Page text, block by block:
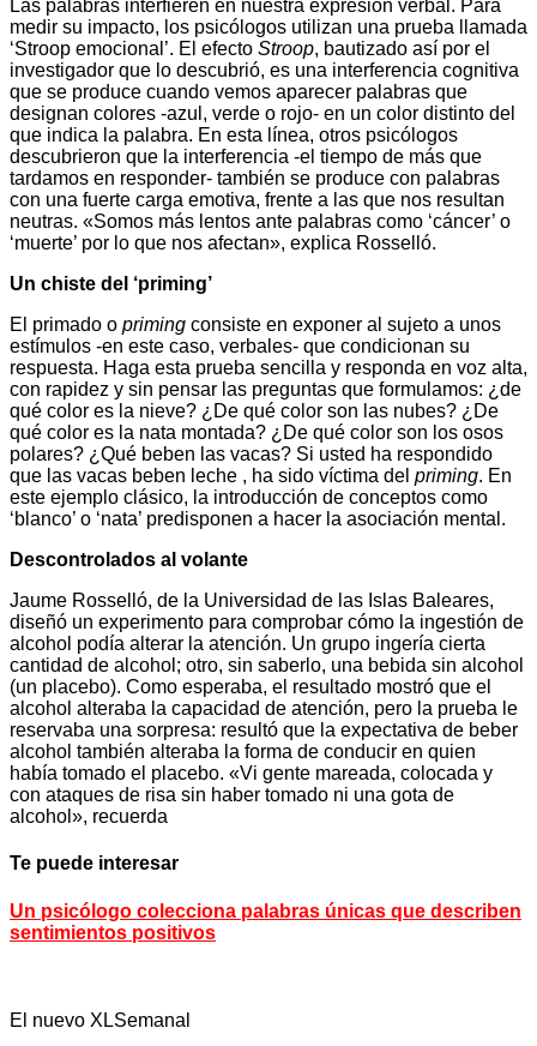
Las palabras interfieren en nuestra expresión verbal. Para
medir su impacto, los psicólogos utilizan una prueba llamada
‘Stroop emocional’. El efecto Stroop, bautizado así por el
investigador que lo descubrió, es una interferencia cognitiva
que se produce cuando vemos aparecer palabras que
designan colores -azul, verde o rojo- en un color distinto del
que indica la palabra. En esta línea, otros psicólogos
descubrieron que la interferencia -el tiempo de más que
tardamos en responder- también se produce con palabras
con una fuerte carga emotiva, frente a las que nos resultan
neutras. «Somos más lentos ante palabras como ‘cáncer’ o
‘muerte’ por lo que nos afectan», explica Rosselló.
Un chiste del ‘priming’
El primado o priming consiste en exponer al sujeto a unos
estímulos -en este caso, verbales- que condicionan su
respuesta. Haga esta prueba sencilla y responda en voz alta,
con rapidez y sin pensar las preguntas que formulamos: ¿de
qué color es la nieve? ¿De qué color son las nubes? ¿De
qué color es la nata montada? ¿De qué color son los osos
polares? ¿Qué beben las vacas? Si usted ha respondido
que las vacas beben leche , ha sido víctima del priming. En
este ejemplo clásico, la introducción de conceptos como
‘blanco’ o ‘nata’ predisponen a hacer la asociación mental.
Descontrolados al volante
Jaume Rosselló, de la Universidad de las Islas Baleares,
diseñó un experimento para comprobar cómo la ingestión de
alcohol podía alterar la atención. Un grupo ingería cierta
cantidad de alcohol; otro, sin saberlo, una bebida sin alcohol
(un placebo). Como esperaba, el resultado mostró que el
alcohol alteraba la capacidad de atención, pero la prueba le
reservaba una sorpresa: resultó que la expectativa de beber
alcohol también alteraba la forma de conducir en quien
había tomado el placebo. «Vi gente mareada, colocada y
con ataques de risa sin haber tomado ni una gota de
alcohol», recuerda
Te puede interesar
Un psicólogo colecciona palabras únicas que describen
sentimientos positivos
El nuevo XLSemanal